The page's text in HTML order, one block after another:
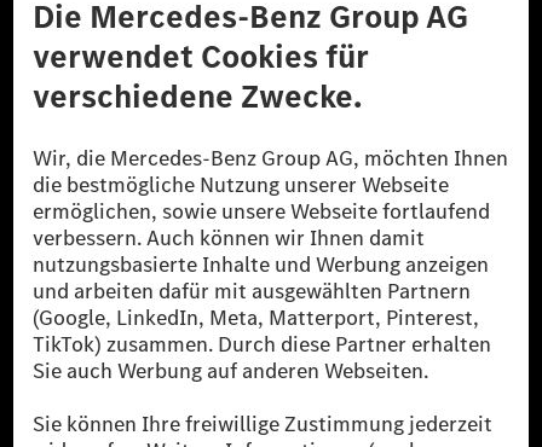
© 2026 Mercedes-Benz Group AG. Alle Rechte vorbehalten.
reduzierte CO₂-Emissionen bei der Mercedes-Benz Group durch
zertifizierte Ausgleichsprojekte kompensiert werden.
[2] Renewable Charging ist ein integraler Bestandteil von MB.CHARGE
Public in Europa, den USA, Kanada und China. Sofern an der jeweiligen
Ladestation noch kein Strom aus erneuerbaren Energien vorliegt,
verwendet Renewable Charging Grünstromzertifikate*. Diese stellen
sicher, dass für Ladevorgänge über MB.CHARGE Public eine äquivalente
Strommenge aus erneuerbaren Energien ins Stromnetz eingespeist wird.
Sie stammen ausschließlich aus Wind- und Solarkraftanlagen, die jünger
als sechs Jahre sind.
* Inkl. EKOenergy Ökolabel
* Die angegebenen Werte wurden nach dem vorgeschriebenen
Messverfahren WLTP (Worldwide harmonised Light vehicles Test